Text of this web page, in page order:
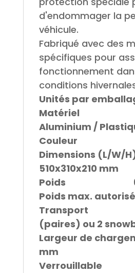
d'endommager la
véhicule.
Fabriqué avec des
spécifiques pour
fonctionnement
conditions
Unités par
Matériel
Aluminium /
Couleur
Dimensions (L/
510x310x210 mm
Poids
Poids max.
Transport 3
(paires) ou 2
Largeur de
mm
Verrouillable